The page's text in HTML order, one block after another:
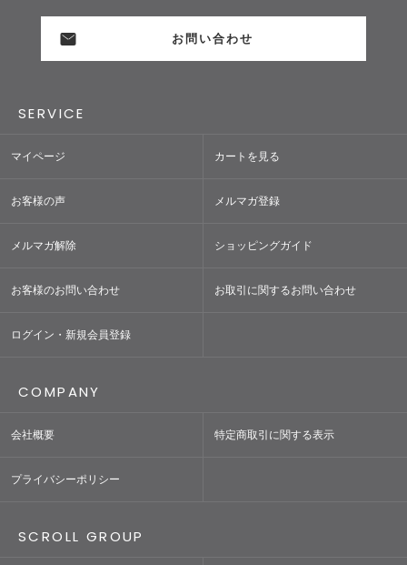
お問い合わせ
SERVICE
マイページ カートを見る
お客様の声 メルマガ登録
メルマガ解除 ショッピングガイド
お客様のお問い合わせ お取引に関するお問い合わせ
ログイン・新規会員登録
COMPANY
会社概要 特定商取引に関する表示
プライバシーポリシー
SCROLL GROUP